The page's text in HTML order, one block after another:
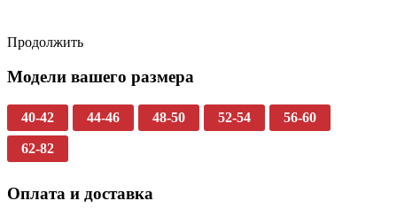
Продолжить
Модели вашего размера
40-42 44-46 48-50 52-54 56-60
62-82
Оплата и доставка